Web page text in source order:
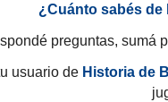
¿Cuánto sabés de
preguntas, sumá
usuario de Historia de